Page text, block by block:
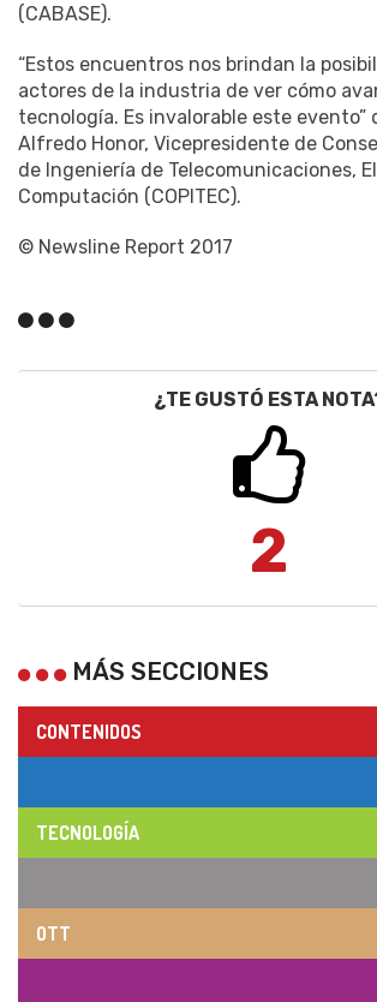
(CABASE).
“Estos encuentros nos brindan la
actores de la industria de ver cómo
tecnología. Es invalorable este evento”
Alfredo Honor, Vicepresidente de
de Ingeniería de Telecomunicaciones,
Computación (COPITEC).
© Newsline Report 2017
¿TE GUSTÓ ESTA
2
MÁS SECCIONES
CONTENIDOS
TECNOLOGÍA
OTT